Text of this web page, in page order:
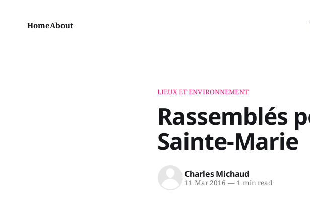
HomeAbout
LIEUX ET ENVIRONNEMENT
Rassemblés
Sainte-Marie
Charles Michaud
11 Mar 2016 —1 min read